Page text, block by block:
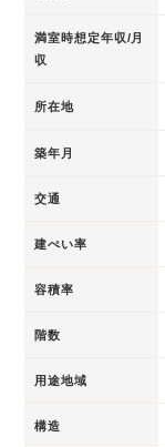
満室時想定年収/月
収
所在地
築年月
交通
建ぺい率
容積率
階数
用途地域
構造